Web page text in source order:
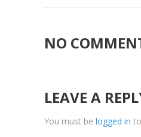
NO
LEAVE A
You must be logged in